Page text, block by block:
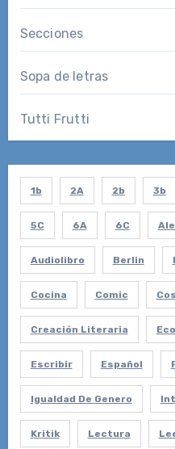
Secciones
Sopa de letras
Tutti Frutti
1b 2A 2b 3b
5C 6A 6C
Audiolibro Berlin
Cocina Comic
Creación Literaria
Escribir Español
Igualdad De Genero
Kritik Lectura